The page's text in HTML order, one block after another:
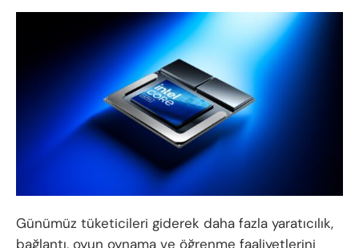
Günümüz tüketicileri giderek daha fazla yaratıcılık,
bağlantı, oyun oynama ve öğrenme faaliyetlerini